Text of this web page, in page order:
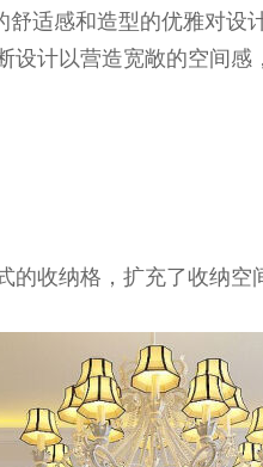
适感和造型的优雅对设
设计以营造宽敞的空间
的收纳格，扩充了收纳